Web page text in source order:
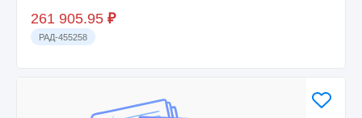
261 905.95 ₽
РАД-455258